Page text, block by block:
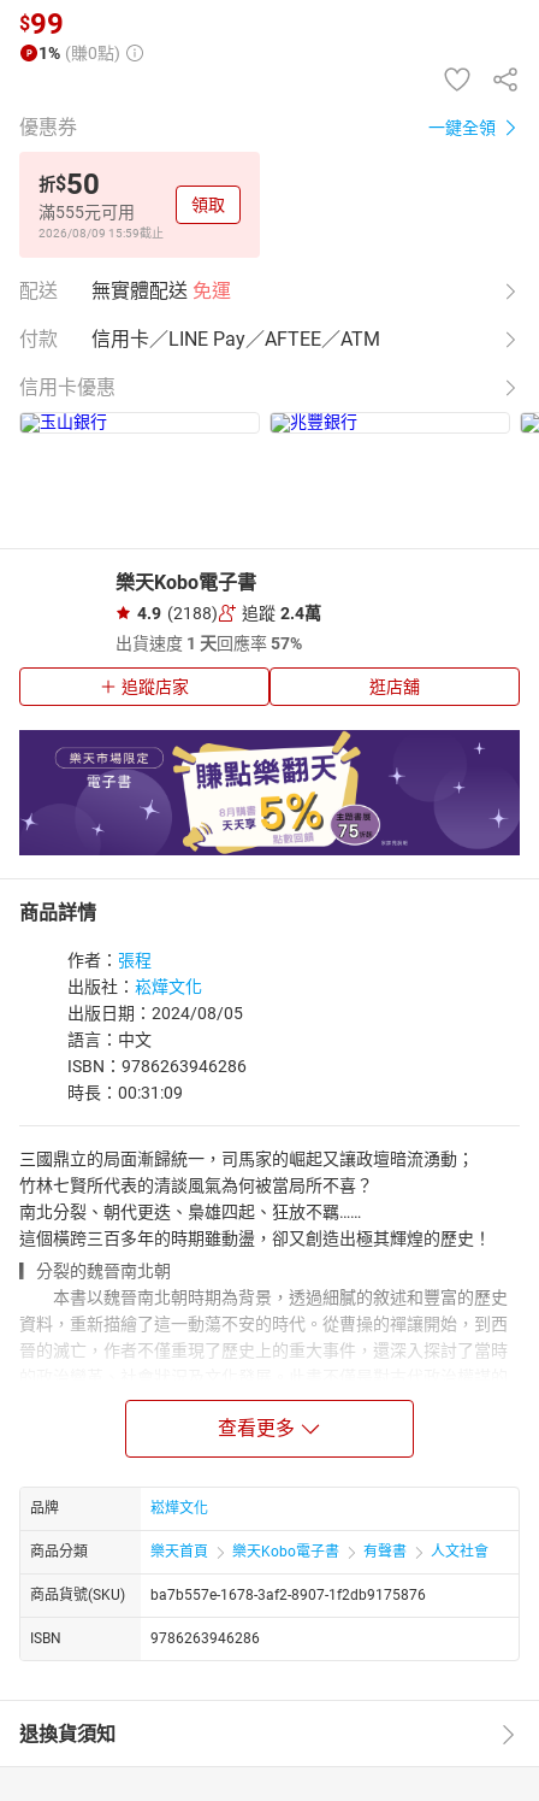
$99
1% (賺0點)
優惠券 一鍵全領
折$50
滿555元可用
2026/08/09 15:59截止
領取
配送 無實體配送 免運
付款 信用卡／LINE Pay／AFTEE／ATM
信用卡優惠
樂天Kobo電子書
4.9 (2188) 追蹤 2.4萬
出貨速度 1 天回應率57%
追蹤店家 逛店舖
商品詳情
作者： 張程
出版社： 崧燁文化
出版日期：2024/08/05
語言：中文
ISBN：9786263946286
時長：00:31:09
三國鼎立的局面漸歸統一，司馬家的崛起又讓政壇暗流湧動；
竹林七賢所代表的清談風氣為何被當局所不喜？
南北分裂、朝代更迭、梟雄四起、狂放不羈……
這個橫跨三百多年的時期雖動盪，卻又創造出極其輝煌的歷史！
▎分裂的魏晉南北朝
本書以魏晉南北朝時期為背景，透過細膩的敘述和豐富的歷史
資料，重新描繪了這一動蕩不安的時代。從曹操的禪讓開始，到西
晉的滅亡，作者不僅重現了歷史上的重大事件，還深入探討了當時
剖析，更展示了個人與家族命運如何在歷史浪潮中浮沉。
書中首先描述了魏晉權力的轉移與曹操家族的內部鬥爭。從曹
植〈洛神賦〉的文人遐想到曹家的皇權之爭，到司馬懿如何巧妙地
從曹魏手中奪權，每一個故事都充滿了戲劇張力。高平陵的變故不
僅是司馬懿個人的崛起，也是整個曹魏王朝命運的轉折點。隨著司
▎魏晉文人的共同悲劇──避世竹林
作者還特別提到了竹林七賢的清談之風盛行，以及當時社會背景對
文人造成的壓迫，顯示出在權力的大輪盤下，文人亦難保其安穩。
▎動盪的北方部族
查看更多
品牌 崧燁文化
商品分類 樂天首頁 樂天Kobo電子書 有聲書 人文社會
商品貨號(SKU) ba7b557e-1678-3af2-8907-1f2db9175876
ISBN 9786263946286
退換貨須知